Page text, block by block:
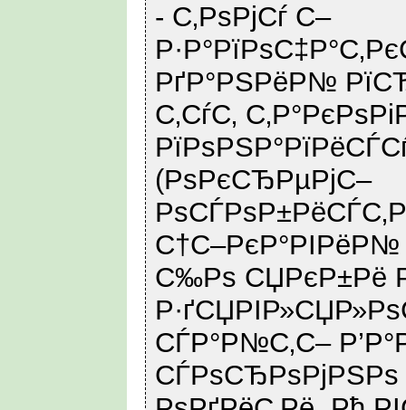
- С‚РѕРјСѓ С–
РґР°РЅРёР№
С‚СѓС‚
(РѕРєСЂРµРјС–
С‰Рѕ СЏРєР±Рё
СЃР°Р№С‚С–